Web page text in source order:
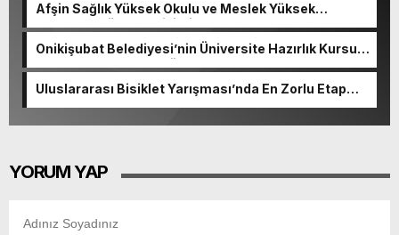
Afşin Sağlık Yüksek Okulu ve Meslek Yüksek
Okulunda görev değişimi!
Onikişubat Belediyesi’nin Üniversite Hazırlık Kursu
başvurularında son gün 7 Ağustos.
Uluslararası Bisiklet Yarışması’nda En Zorlu Etap
YORUM YAP